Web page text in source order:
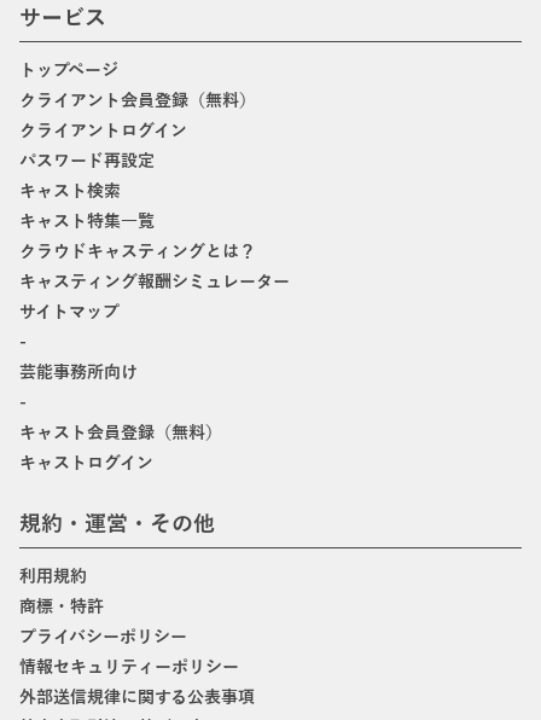
サービス
トップページ
クライアント会員登録（無料）
クライアントログイン
パスワード再設定
キャスト検索
キャスト特集一覧
クラウドキャスティングとは？
キャスティング報酬シミュレーター
サイトマップ
-
芸能事務所向け
-
キャスト会員登録（無料）
キャストログイン
規約・運営・その他
利用規約
商標・特許
プライバシーポリシー
情報セキュリティーポリシー
外部送信規律に関する公表事項